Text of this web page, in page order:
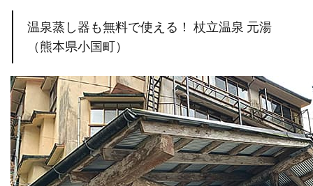
温泉蒸し器も無料で使える！ 杖立温泉 元湯
（熊本県小国町）